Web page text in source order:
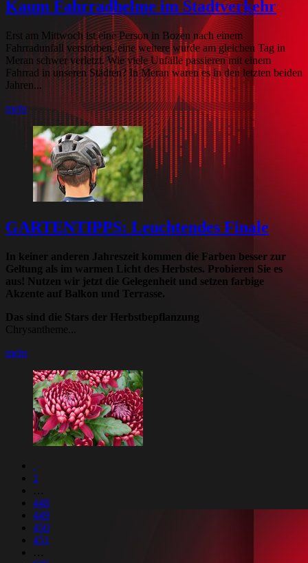
Kaum Fahrradhelme im Stadtverkehr
Erst am Mittwoch ist eine Person in Bozen nach einem
Fahrradunfall verstorben, eine weitere wurde am gleichen Tag in
Meran schwer verletzt. Wie viele Unfälle passieren mit einem
Fahrrad in unseren Städten? In Meran waren es in den letzten beiden
Jahren...
mehr
GARTENTIPPS: Leuchtendes Finale
In keiner anderen Jahreszeit kommen die Farben besser zur
Geltung als im warmen Licht des Herbstes. Probieren Sie es
aus! Nutzen wir jetzt die Gelegenheit und setzen farbige
Akzente auf Balkon und Terrasse.
Das sind die Stars der Herbstbepflanzung
Chrysantheme...
mehr
1
…
448
449
450
451
…